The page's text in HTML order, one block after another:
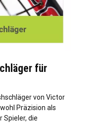
für
von Victor
Präzision als
die